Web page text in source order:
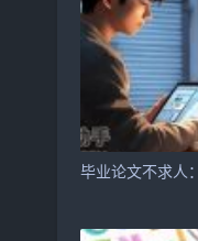
毕业论文不求人